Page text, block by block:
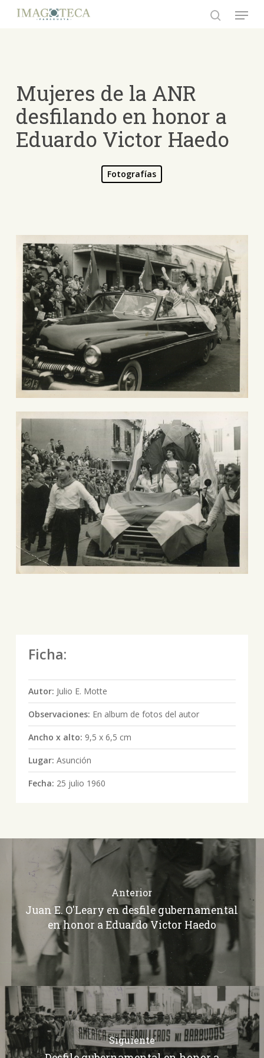
Menu
Mujeres de la ANR
desfilando en honor a
Eduardo Victor Haedo
Fotografías
Ficha:
Autor: Julio E. Motte
Observaciones: En album de fotos del autor
Ancho x alto: 9,5 x 6,5 cm
Lugar: Asunción
Fecha: 25 julio 1960
Anterior
Juan E. O'Leary en desfile gubernamental
en honor a Eduardo Victor Haedo
Siguiente